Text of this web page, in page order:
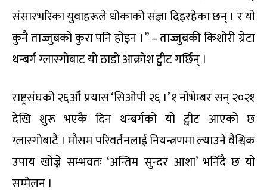
संसारभरिका युवाहरूले धोकाको संज्ञा दिइरहेका छन् । र यो
कुनै ताज्जुबको कुरा पनि होइन ।” – ताज्जुबकी किशोरी ग्रेटा
थन्बर्ग ग्लास्गोबाट यो ठाडो आक्रोश ट्वीट गर्छिन् ।
राष्ट्रसंघको २६औँ प्रयास ‘सिओपी २६ ।’ १ नोभेम्बर सन् २०२१
देखि शुरू भएकै दिन थन्बर्गको यो ट्वीट आएको छ
ग्लास्गोबाटै । मौसम परिवर्तनलाई नियन्त्रणमा ल्याउने वैश्विक
उपाय खोज्ने सम्भवतः ‘अन्तिम सुन्दर आशा’ भनिँदै छ यो
सम्मेलन ।